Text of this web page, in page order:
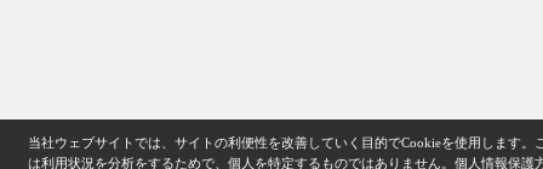
当社ウェブサイトでは、サイトの利便性を改善していく目的でCookieを使用します。
は利用状況を分析をするためで、個人を特定するものではありません。 個人情報保護